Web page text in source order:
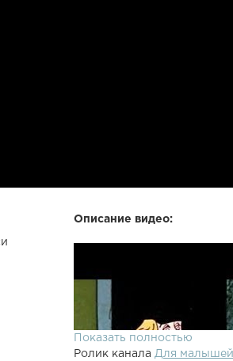
Описание видео:
Показать полностью
Ролик канала Для малышей